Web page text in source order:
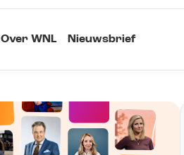
Over WNL Nieuwsbrief